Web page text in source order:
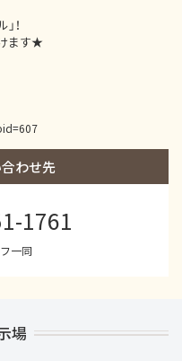
！
ます★
わせ先
1761
一同
場